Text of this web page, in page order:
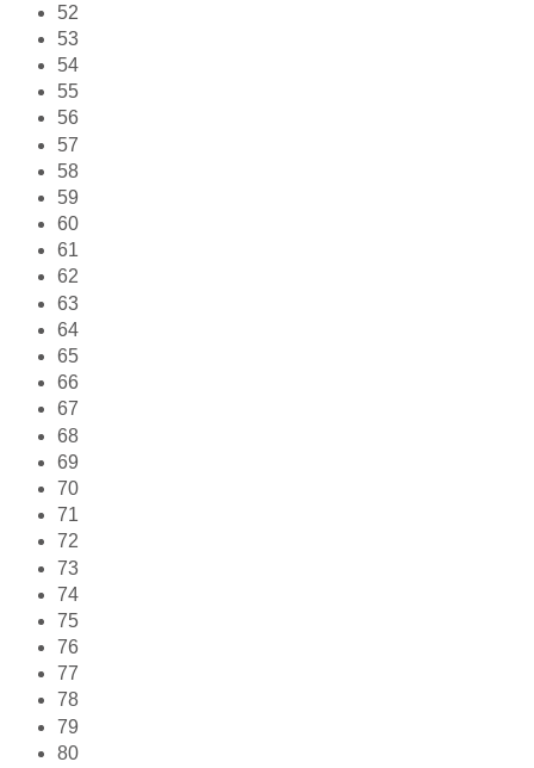
52
53
54
55
56
57
58
59
60
61
62
63
64
65
66
67
68
69
70
71
72
73
74
75
76
77
78
79
80